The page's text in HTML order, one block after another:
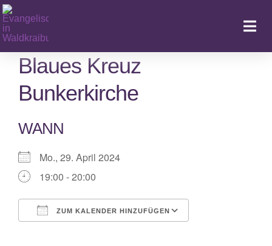
Zum
Inhalt
springen
Blaues Kreuz
Bunkerkirche
WANN
Mo., 29. April 2024
19:00 - 20:00
ZUM KALENDER HINZUFÜGEN